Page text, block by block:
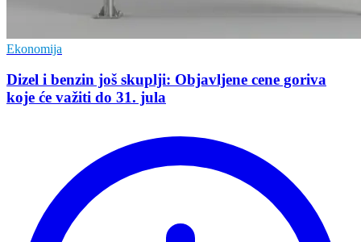
Ekonomija
Dizel i benzin još skuplji: Objavljene cene goriva
koje će važiti do 31. jula